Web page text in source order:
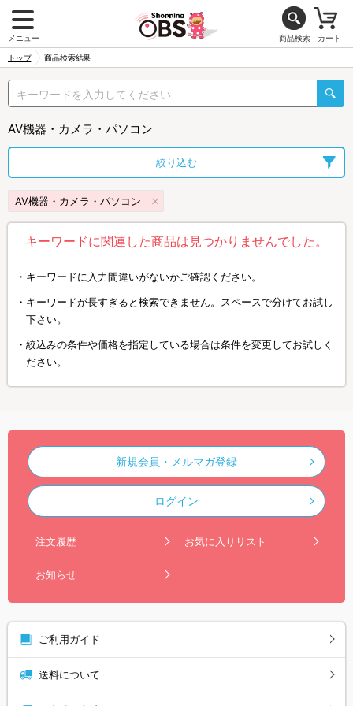
メニュー 商品検索 カート
トップ 商品検索結果
AV機器・カメラ・パソコン
絞り込む
AV機器・カメラ・パソコン
キーワードに関連した商品は見つかりませんでした。
キーワードに入力間違いがないかご確認ください。
キーワードが長すぎると検索できません。スペースで分けてお試し
下さい。
絞込みの条件や価格を指定している場合は条件を変更してお試しく
ださい。
新規会員・メルマガ登録
ログイン
注文履歴 お気に入りリスト
お知らせ
ご利用ガイド
送料について